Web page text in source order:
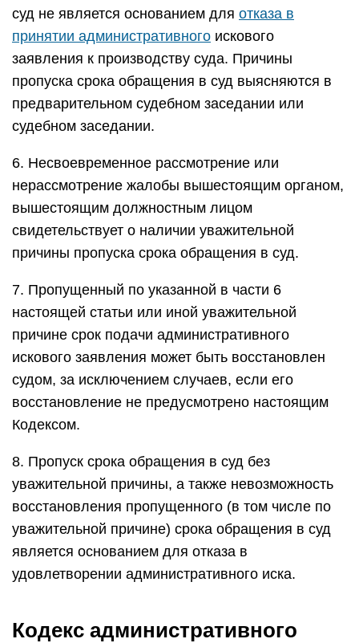
суд не является основанием для отказа в
принятии административного искового
заявления к производству суда. Причины
пропуска срока обращения в суд выясняются в
предварительном судебном заседании или
судебном заседании.
6. Несвоевременное рассмотрение или
нерассмотрение жалобы вышестоящим органом,
вышестоящим должностным лицом
свидетельствует о наличии уважительной
причины пропуска срока обращения в суд.
7. Пропущенный по указанной в части 6
настоящей статьи или иной уважительной
причине срок подачи административного
искового заявления может быть восстановлен
судом, за исключением случаев, если его
восстановление не предусмотрено настоящим
Кодексом.
8. Пропуск срока обращения в суд без
уважительной причины, а также невозможность
восстановления пропущенного (в том числе по
уважительной причине) срока обращения в суд
является основанием для отказа в
удовлетворении административного иска.
Кодекс административного